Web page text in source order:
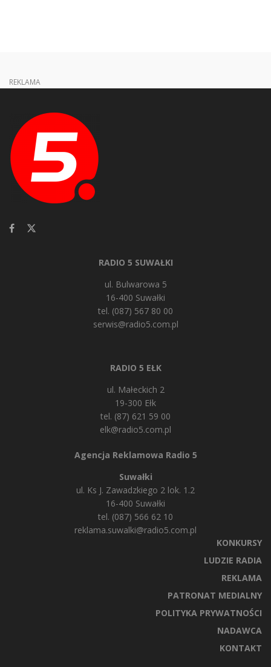
REKLAMA
RADIO 5 SUWAŁKI
ul. Bulwarowa 5
16-400 Suwałki
tel. (087) 567 80 00
serwis@radio5.com.pl
RADIO 5 EŁK
ul. Małeckich 2
19-300 Ełk
tel. (87) 621 59 00
elk@radio5.com.pl
Agencja Reklamowa Radio 5
Suwałki
ul. Ks J. Zawadzkiego 2 lok. 1.2
16-400 Suwałki
tel. (087) 566 62 10
reklama.suwalki@radio5.com.pl
KONKURSY
LUDZIE RADIA
REKLAMA
PATRONAT MEDIALNY
POLITYKA PRYWATNOŚCI
NADAWCA
KONTAKT